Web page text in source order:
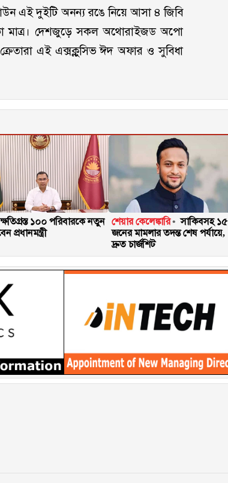
এই দুইটি অনন্য রঙে নিয়ে আসা ৪ জিবি
মাত্র। দেশজুড়ে সকল অথোরাইজড অপো
এই এক্সক্লুসিভ ঈদ অফার ও সুবিধা
১০০ পরিবারকে নতুন
প্রধানমন্ত্রী
শেয়ার কেলেঙ্কারি
সাকিবসহ ১৫
জনের মামলার তদন্ত শেষ পর্যায়ে,
দ্রুত চার্জশিট